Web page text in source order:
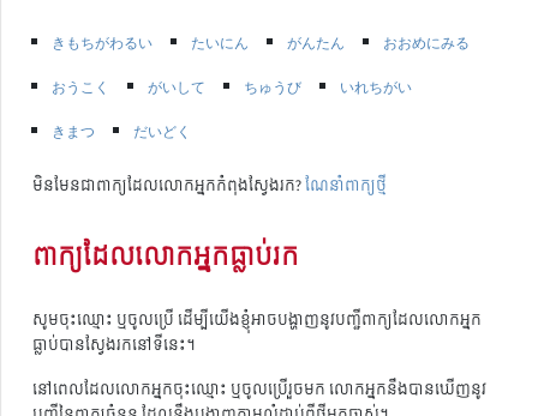
きもちがわるい たいにん がんたん
おおめにみる
おうこく
がいして ちゅうび
いれちがい
きまつ
だいどく
មិនមែនជាពាក្យដែលលោកអ្នកកំពុងស្វែងរក?ណែនាំពាក្យថ្មី
ពាក្យដែលលោកអ្នកធ្លាប់រក
សូមចុះឈ្មោះ ឬចូលប្រើ ដើម្បីយើងខ្ញុំអាចបង្ហាញនូវបញ្ជីពាក្យដែលលោកអ្នក
ធ្លាប់បានស្វែងរកនៅទីនេះ។
នៅពេលដែលលោកអ្នកចុះឈ្មោះ ឬចូលប្រើរួចមក លោកអ្នកនឹងបានឃើញនូវ